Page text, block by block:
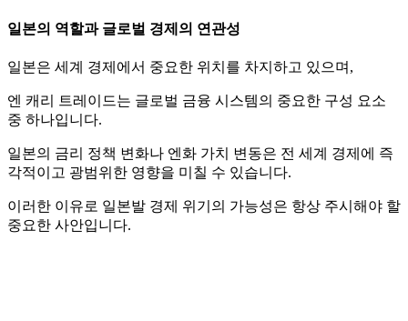
일본의 역할과 글로벌 경제의 연관성
일본은 세계 경제에서 중요한 위치를 차지하고 있으며,
엔 캐리 트레이드는 글로벌 금융 시스템의 중요한 구성 요소
중 하나입니다.
일본의 금리 정책 변화나 엔화 가치 변동은 전 세계 경제에 즉
각적이고 광범위한 영향을 미칠 수 있습니다.
이러한 이유로 일본발 경제 위기의 가능성은 항상 주시해야 할
중요한 사안입니다.